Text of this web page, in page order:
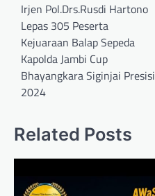
Irjen Pol.Drs.Rusdi Hartono
Lepas 305 Peserta
Kejuaraan Balap Sepeda
Kapolda Jambi Cup
Bhayangkara Siginjai Presisi
2024
Related Posts